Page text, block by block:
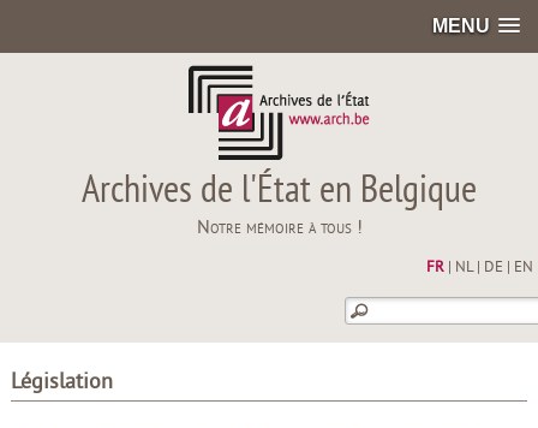
MENU
Archives de l'État en Belgique
Notre mémoire à tous !
FR| NL| DE EN
Législation